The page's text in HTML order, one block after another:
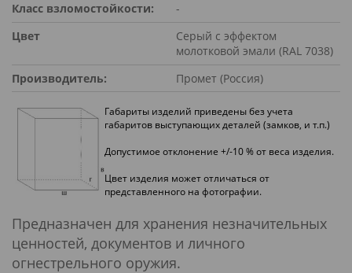
Класс взломостойкости:
-
Цвет
Серый с эффектом
молотковой эмали (RAL 7038)
Производитель:
Промет (Россия)
Габариты изделий приведены без учета
габаритов выступающих деталей (замков, и т.п.)
Допустимое отклонение +/-10 % от веса изделия.
Цвет изделия может отличаться от
представленного на фотографии.
Предназначен для хранения незначительных
ценностей, документов и личного
огнестрельного оружия.